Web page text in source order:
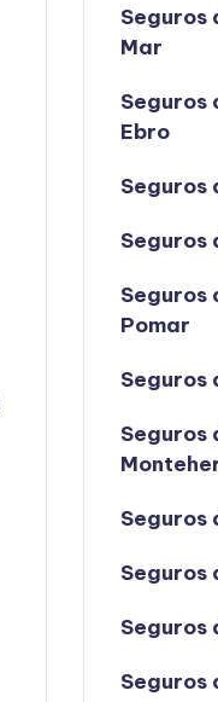
Seguros
Mar
Seguros
Ebro
Seguros
Seguros
Seguros
Pomar
Seguros
Seguros
Seguros
Seguros
Seguros
Seguros